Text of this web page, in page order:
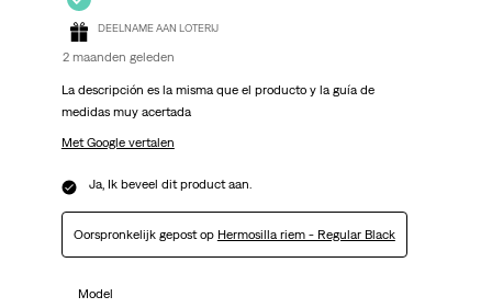
DEELNAME AAN LOTERIJ
2 maanden geleden
La descripción es la misma que el producto y la guía de
medidas muy acertada
Met Google vertalen
Ja, Ik beveel dit product aan.
Oorspronkelijk gepost op Hermosilla riem - Regular Black
Model